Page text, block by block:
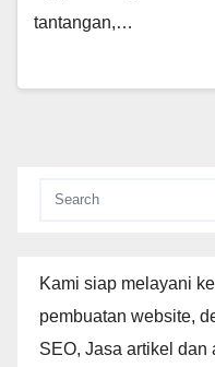
tantangan,…
Kami siap melayani
pembuatan website,
SEO, Jasa artikel dan